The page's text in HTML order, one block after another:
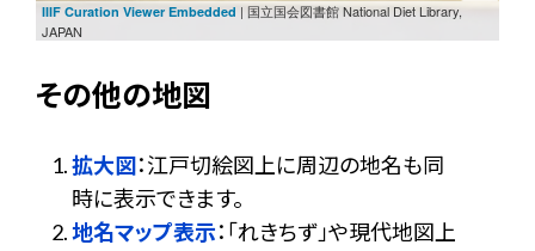
IIIF Curation Viewer Embedded | 国立国会図書館 National Diet Library,
JAPAN
その他の地図
拡大図：江戸切絵図上に周辺の地名も同
時に表示できます。
地名マップ表示：「れきちず」や現代地図上